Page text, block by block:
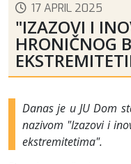
17 APRIL 2025
"IZAZOVI I
HRONIČNOG
Danas je u JU Dom
nazivom "Izazovi i
ekstremitetima".